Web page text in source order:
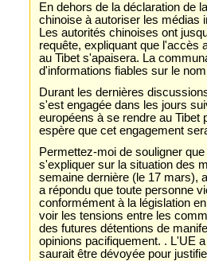
En dehors de la déclaration de
chinoise à autoriser les médias
Les autorités chinoises ont
requête, expliquant que l'accès
au Tibet s'apaisera. La
d'informations fiables sur le
Durant les dernières
s'est engagée dans les jours
européens à se rendre au Tibet
espère que cet engagement
Permettez-moi de souligner
s'expliquer sur la situation des
semaine dernière (le 17 mars),
a répondu que toute personne
conformément à la législation
voir les tensions entre les
des futures détentions de
opinions pacifiquement. . L'UE
saurait être dévoyée pour